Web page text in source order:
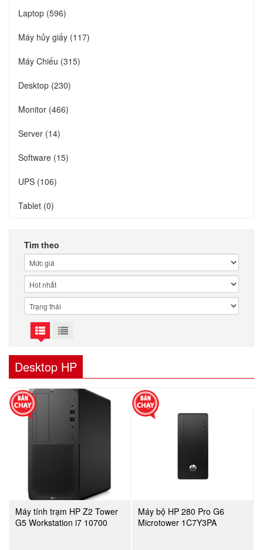
Laptop (596)
Máy hủy giấy (117)
Máy Chiếu (315)
Desktop (230)
Monitor (466)
Server (14)
Software (15)
UPS (106)
Tablet (0)
Tìm theo
Desktop HP
Máy tính trạm HP Z2 Tower
G5 Workstation i7 10700
Máy bộ HP 280 Pro G6
Microtower 1C7Y3PA